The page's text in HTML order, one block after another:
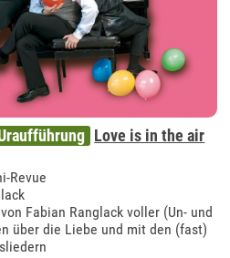
Love is in the air
Revue
Fabian Ranglack voller (Un- und
über die Liebe und mit den (fast)